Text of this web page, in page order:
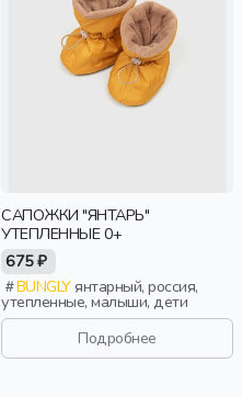
САПОЖКИ "ЯНТАРЬ"
УТЕПЛЕННЫЕ 0+
675 ₽
BUNGLYянтарный, россия,
утепленные, малыши, дети
Подробнее